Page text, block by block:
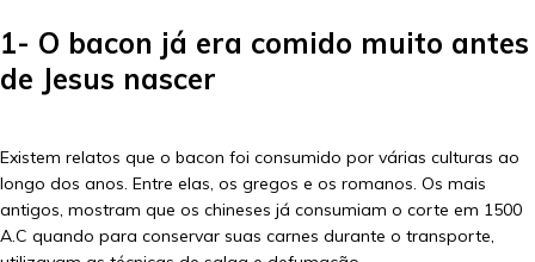
1- O bacon já era comido muito antes
de Jesus nascer
Existem relatos que o bacon foi consumido por várias culturas ao
longo dos anos. Entre elas, os gregos e os romanos. Os mais
antigos, mostram que os chineses já consumiam o corte em 1500
A.C quando para conservar suas carnes durante o transporte,